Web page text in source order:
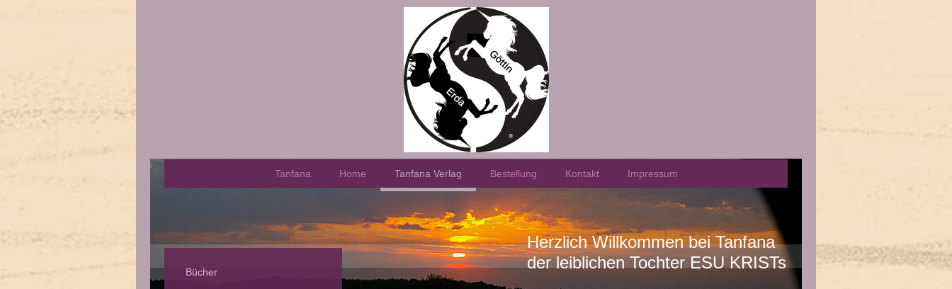
Tanfana Home Tanfana Verlag Bestellung Kontakt Impressum
Herzlich Willkommen bei Tanfana
der leiblichen Tochter ESU KRISTs
Bücher